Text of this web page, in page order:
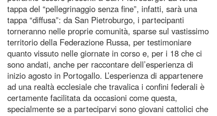
tappa del “pellegrinaggio senza fine”, infatti, sarà una
tappa “diffusa”: da San Pietroburgo, i partecipanti
torneranno nelle proprie comunità, sparse sul vastissimo
territorio della Federazione Russa, per testimoniare
quanto vissuto nelle giornate in corso e, per i 18 che ci
sono andati, anche per raccontare dell’esperienza di
inizio agosto in Portogallo. L’esperienza di appartenere
ad una realtà ecclesiale che travalica i confini federali è
certamente facilitata da occasioni come questa,
specialmente se a parteciparvi sono giovani cattolici che